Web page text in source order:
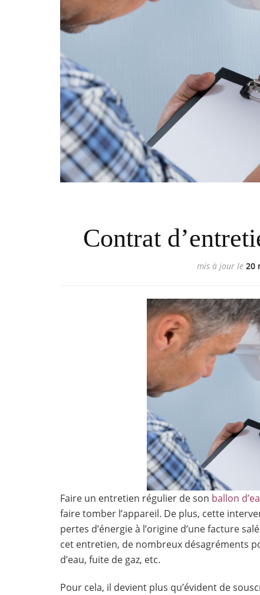
Contrat
mis à jour le 20
Faire un entretien régulier de son ballon
faire tomber l’appareil. De plus, cette
pertes d’énergie à l’origine d’une facture
cet entretien, de nombreux désagréments
d’eau, fuite de gaz, etc.
Pour cela, il devient plus qu’évident de